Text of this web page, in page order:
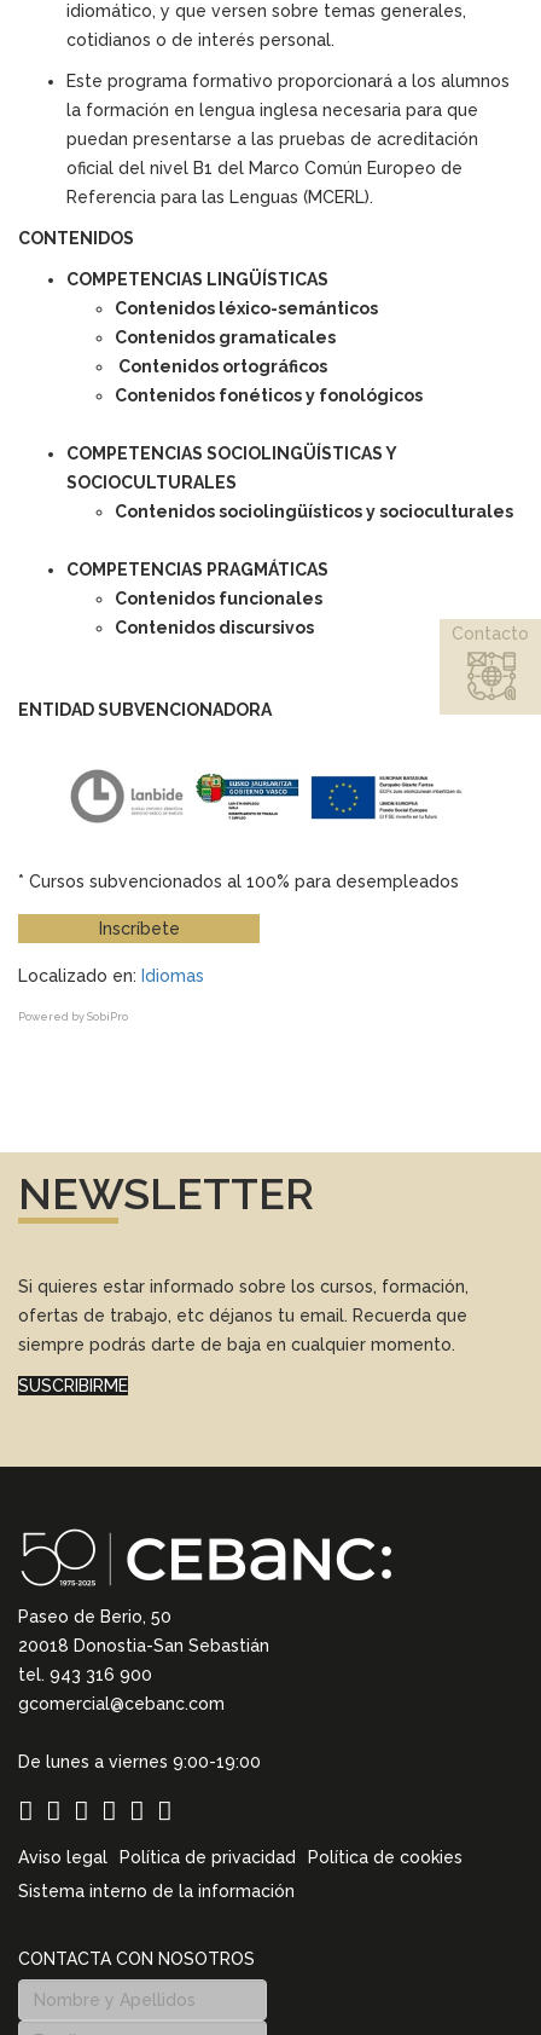
idiomático, y que versen sobre temas generales,
cotidianos o de interés personal.
Este programa formativo proporcionará a los alumnos
la formación en lengua inglesa necesaria para que
puedan presentarse a las pruebas de acreditación
oficial del nivel B1 del Marco Común Europeo de
Referencia para las Lenguas (MCERL).
CONTENIDOS
COMPETENCIAS LINGÜÍSTICAS
Contenidos léxico-semánticos
Contenidos gramaticales
Contenidos ortográficos
Contenidos fonéticos y fonológicos
COMPETENCIAS SOCIOLINGÜÍSTICAS Y
SOCIOCULTURALES
Contenidos sociolingüísticos y socioculturales
COMPETENCIAS PRAGMÁTICAS
Contenidos funcionales
Contenidos discursivos
ENTIDAD SUBVENCIONADORA
* Cursos subvencionados al 100% para desempleados
Inscríbete
Localizado en: Idiomas
Powered by SobiPro
NEWSLETTER
Si quieres estar informado sobre los cursos, formación,
ofertas de trabajo, etc déjanos tu email. Recuerda que
siempre podrás darte de baja en cualquier momento.
SUSCRIBIRME
Paseo de Berio, 50
20018 Donostia-San Sebastián
tel. 943 316 900
gcomercial@cebanc.com
De lunes a viernes 9:00-19:00
Aviso legal Política de privacidad
Política de cookies
Sistema interno de la información
CONTACTA CON NOSOTROS
Contacto